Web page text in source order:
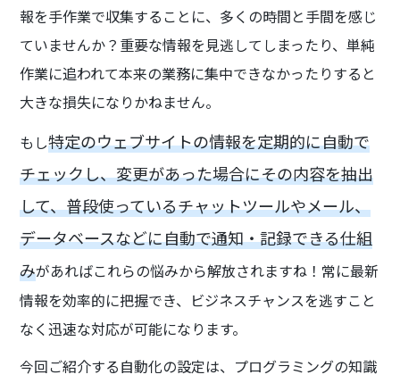
報を手作業で収集することに、多くの時間と手間を感じ
ていませんか？重要な情報を見逃してしまったり、単純
作業に追われて本来の業務に集中できなかったりすると
大きな損失になりかねません。
もし特定のウェブサイトの情報を定期的に自動で
チェックし、変更があった場合にその内容を抽出
して、普段使っているチャットツールやメール、
データベースなどに自動で通知・記録できる仕組
みがあればこれらの悩みから解放されますね！常に最新
情報を効率的に把握でき、ビジネスチャンスを逃すこと
なく迅速な対応が可能になります。
今回ご紹介する自動化の設定は、プログラミングの知識